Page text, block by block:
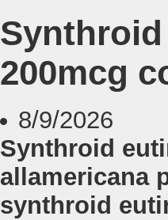
200mcg
8/9/2026
Synthroid
allamericana
synthroid